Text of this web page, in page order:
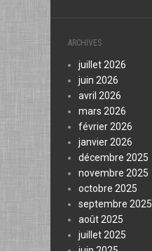
ARCHIVES
juillet 2026
juin 2026
avril 2026
mars 2026
février 2026
janvier 2026
décembre 2025
novembre 2025
octobre 2025
septembre 2025
août 2025
juillet 2025